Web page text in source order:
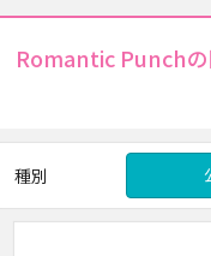
Romantic Punchの
種別